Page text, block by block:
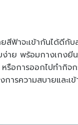
สีฟ้าจะเข้ากันได้ดี
ง่าย พร้อมกางเกง
หรือการออกไปทำกิ
ารความสบายและเข้